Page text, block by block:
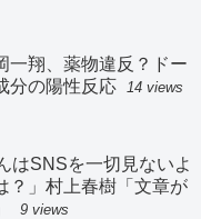
一翔、薬物違反？ドー
分の陽性反応
14 views
はSNSを一切見ないよ
？」村上春樹「文章が
9 views